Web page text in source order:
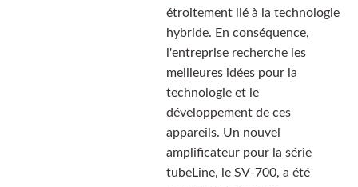
étroitement lié à la technologie
hybride. En conséquence,
l'entreprise recherche les
meilleures idées pour la
technologie et le
développement de ces
appareils. Un nouvel
amplificateur pour la série
tubeLine, le SV-700, a été